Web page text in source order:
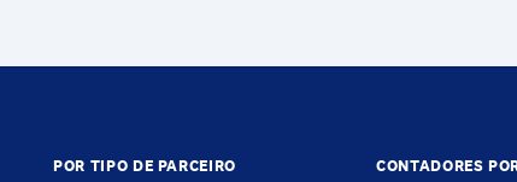
POR TIPO DE PARCEIRO CONTADORES